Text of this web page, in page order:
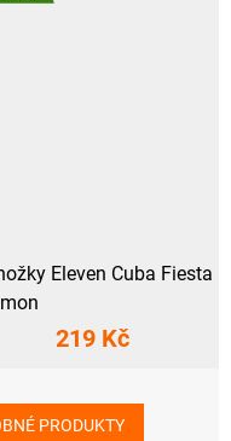
Eleven Cuba Fiesta
219 Kč
PRODUKTY